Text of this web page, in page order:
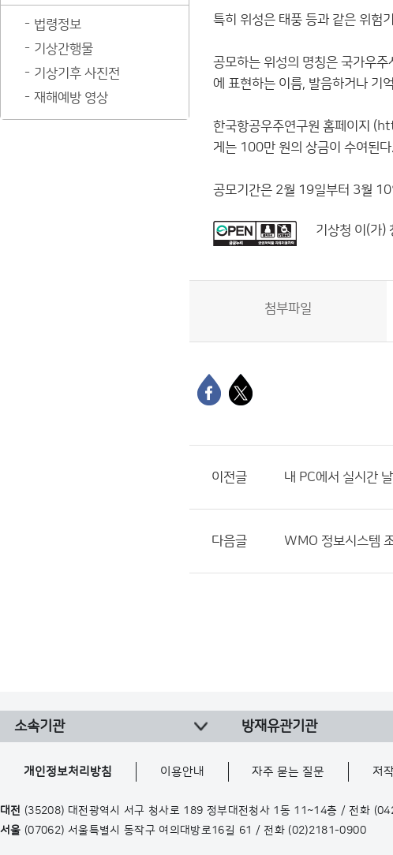
법령정보
기상간행물
기상기후 사진전
재해예방 영상
특히 위성은 태풍 등과 같은 위험
공모하는 위성의 명칭은 국가우
에 표현하는 이름, 발음하거나 기
한국항공우주연구원 홈페이지 (
게는 100만 원의 상금이 수여된다.
공모기간은 2월 19일부터 3월
기상청 이(가)
첨부파일
이전글 내 PC에서 실시간
다음글 WMO 정보시스템
소속기관 방재유관기관
개인정보처리방침 이용안내 자주 묻는 질문 저
대전 (35208) 대전광역시 서구 청사로 189 정부대전청사 1동 11~14층 / 전화
서울 (07062) 서울특별시 동작구 여의대방로16길 61 / 전화 (02)2181-0900